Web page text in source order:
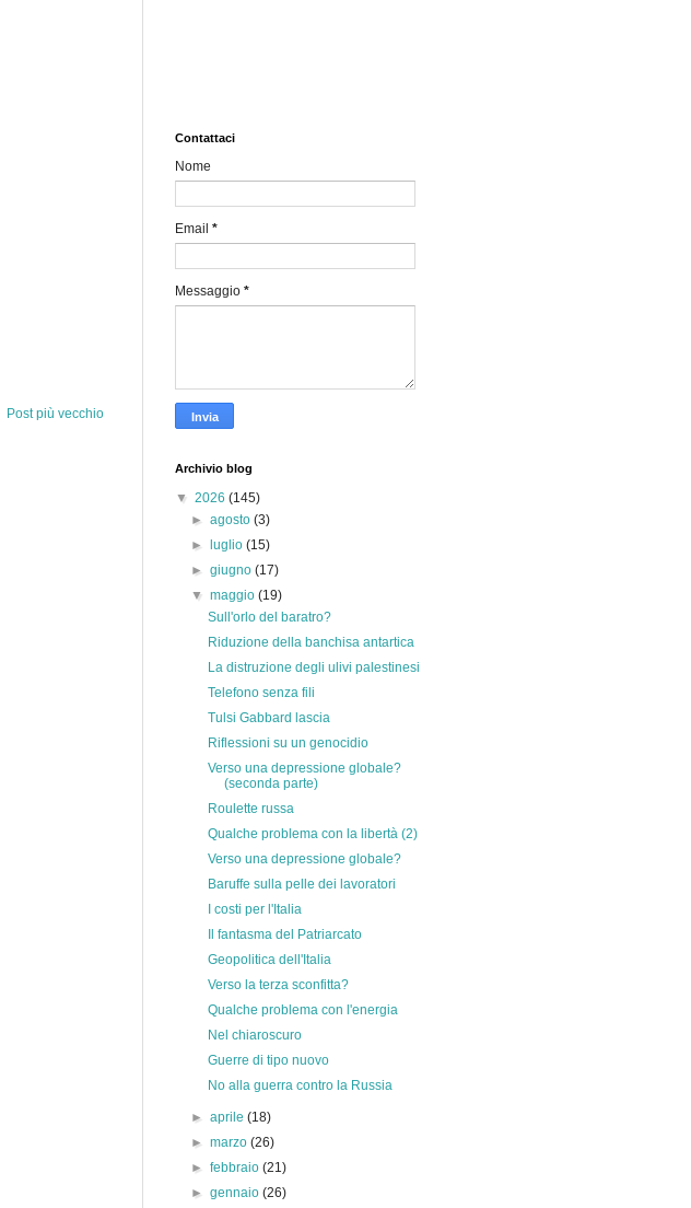
Post più vecchio
Contattaci
Nome
Email *
Messaggio *
Archivio blog
▼ 2026 (145)
►agosto(3)
►
luglio(15)
►giugno(17)
▼maggio(19)
Sull'orlo del baratro?
Riduzione della banchisa antartica
La distruzione degli ulivi palestinesi
Telefono senza fili
Tulsi Gabbard lascia
Riflessioni su un genocidio
Verso una depressione globale?
(seconda parte)
Roulette russa
Qualche problema con la libertà (2)
Verso una depressione globale?
Baruffe sulla pelle dei lavoratori
I costi per l'Italia
Il fantasma del Patriarcato
Geopolitica dell'Italia
Verso la terza sconfitta?
Qualche problema con l'energia
Nel chiaroscuro
Guerre di tipo nuovo
No alla guerra contro la Russia
►aprile(18)
►marzo(26)
►febbraio(21)
►gennaio(26)